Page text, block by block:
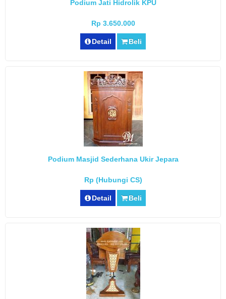
Podium Jati Hidrolik KPU
Rp 3.650.000
Detail Beli
Podium Masjid Sederhana Ukir Jepara
Rp (Hubungi CS)
Detail Beli